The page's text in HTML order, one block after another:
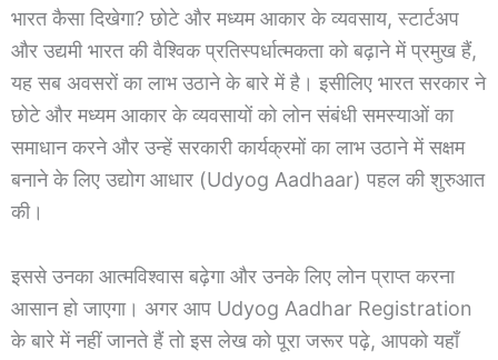
भारत कैसा दिखेगा? छोटे और मध्यम आकार के व्यवसाय, स्टार्टअप
और उद्यमी भारत की वैश्विक प्रतिस्पर्धात्मकता को बढ़ाने में प्रमुख हैं,
यह सब अवसरों का लाभ उठाने के बारे में है। इसीलिए भारत सरकार ने
छोटे और मध्यम आकार के व्यवसायों को लोन संबंधी समस्याओं का
समाधान करने और उन्हें सरकारी कार्यक्रमों का लाभ उठाने में सक्षम
बनाने के लिए उद्योग आधार (Udyog Aadhaar) पहल की शुरुआत
की।
इससे उनका आत्मविश्वास बढ़ेगा और उनके लिए लोन प्राप्त करना
आसान हो जाएगा। अगर आप Udyog Aadhar Registration
के बारे में नहीं जानते हैं तो इस लेख को पूरा जरूर पढ़े, आपको यहाँ